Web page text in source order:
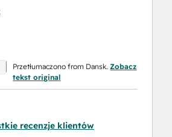
Przetłumaczono from Dansk.Zobacz
tekst original
recenzje klientów